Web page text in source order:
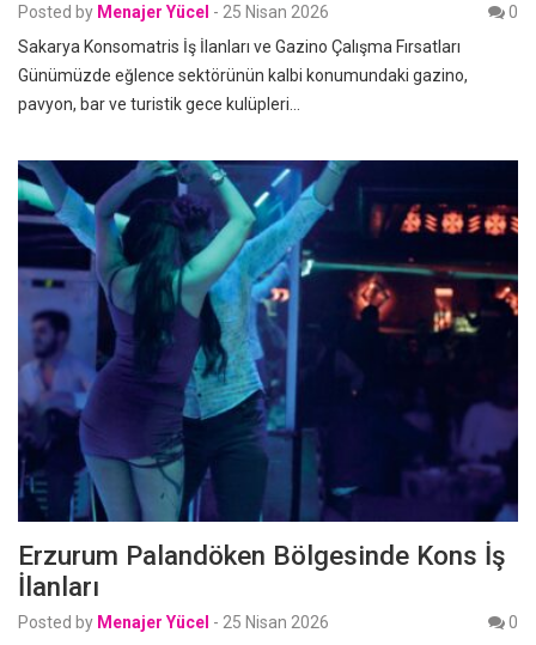
Posted by Menajer Yücel - 25 Nisan 2026
0
Sakarya Konsomatris İş İlanları ve Gazino Çalışma Fırsatları
Günümüzde eğlence sektörünün kalbi konumundaki gazino,
pavyon, bar ve turistik gece kulüpleri…
Erzurum Palandöken Bölgesinde Kons İş
İlanları
Posted by Menajer Yücel - 25 Nisan 2026
0